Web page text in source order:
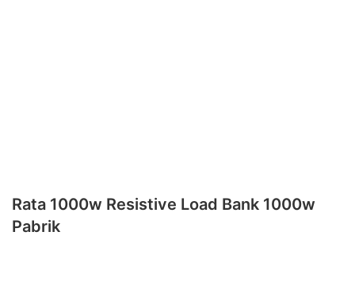
Rata 1000w Resistive Load Bank 1000w
Pabrik